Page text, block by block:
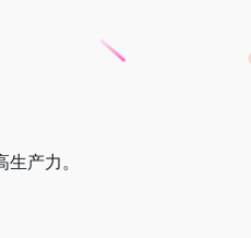
产力。